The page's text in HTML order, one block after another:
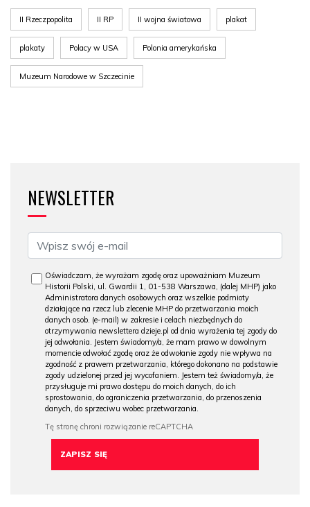
II Rzeczpopolita II RP II wojna światowa plakat
plakaty Polacy w USA Polonia amerykańska
Muzeum Narodowe w Szczecinie
NEWSLETTER
Oświadczam, że wyrażam zgodę oraz upoważniam Muzeum
Historii Polski, ul. Gwardii 1, 01-538 Warszawa, (dalej MHP) jako
Administratora danych osobowych oraz wszelkie podmioty
działające na rzecz lub zlecenie MHP do przetwarzania moich
danych osob. (e-mail) w zakresie i celach niezbędnych do
otrzymywania newslettera dzieje.pl od dnia wyrażenia tej zgody do
jej odwołania. Jestem świadomy/a, że mam prawo w dowolnym
momencie odwołać zgodę oraz że odwołanie zgody nie wpływa na
zgodność z prawem przetwarzania, którego dokonano na podstawie
zgody udzielonej przed jej wycofaniem. Jestem też świadomy/a, że
przysługuje mi prawo dostępu do moich danych, do ich
sprostowania, do ograniczenia przetwarzania, do przenoszenia
danych, do sprzeciwu wobec przetwarzania.